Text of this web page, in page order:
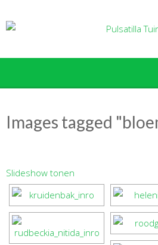
naar
inhoud
Images tagged
Slideshow tonen